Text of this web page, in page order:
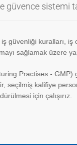
sistemi
güvenliği kuralları,
sağlamak üzere
Practises -
seçilmiş kalifiye
için çalışırız.